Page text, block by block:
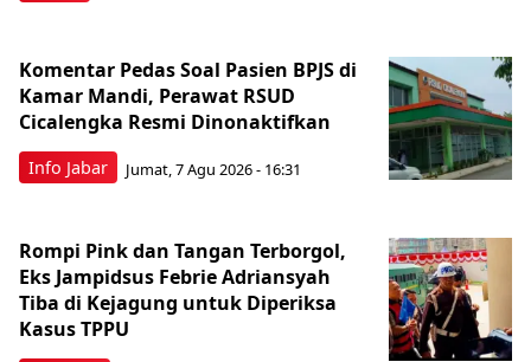
Info Jabar
Komentar Pedas Soal Pasien BPJS di
Kamar Mandi, Perawat RSUD
Cicalengka Resmi Dinonaktifkan
Jumat, 7 Agu 2026 - 16:31
Rompi Pink dan Tangan Terborgol,
Eks Jampidsus Febrie Adriansyah
Tiba di Kejagung untuk Diperiksa
Kasus TPPU